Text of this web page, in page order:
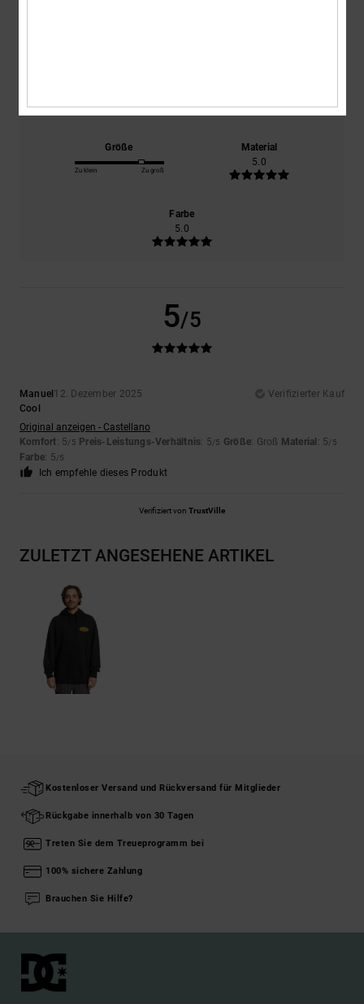
Größe
Zu klein Zu groß
Material
5.0
Farbe
5.0
5/5
Manuel 12. Dezember 2025
Verifizierter Kauf
Cool
Original anzeigen - Castellano
Komfort: 5/5 Preis-Leistungs-Verhältnis: 5/5 Größe: Groß Material : 5/5
Farbe: 5/5
Ich empfehle dieses Produkt
Verifiziert von TrustVille
ZULETZT ANGESEHENE ARTIKEL
Kostenloser Versand und Rückversand für Mitglieder
Rückgabe innerhalb von 30 Tagen
Treten Sie dem Treueprogramm bei
100% sichere Zahlung
Brauchen Sie Hilfe?